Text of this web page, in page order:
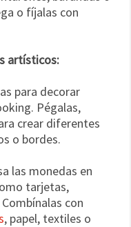
o fíjalas con
artísticos:
para decorar
Pégalas,
crear diferentes
o bordes.
las monedas en
tarjetas,
con
, papel, textiles o